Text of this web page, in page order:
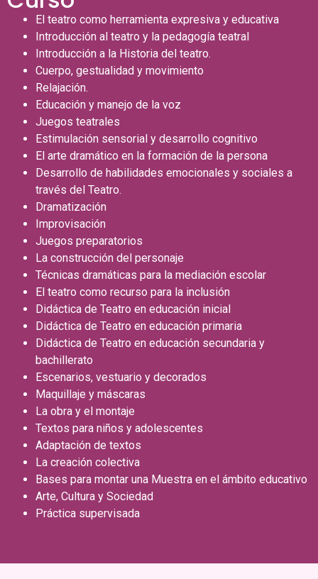
El teatro como herramienta expresiva y educativa
Introducción al teatro y la pedagogía teatral
Introducción a la Historia del teatro.
Cuerpo, gestualidad y movimiento
Relajación.
Educación y manejo de la voz
Juegos teatrales
Estimulación sensorial y desarrollo cognitivo
El arte dramático en la formación de la persona
Desarrollo de habilidades emocionales y sociales a
través del Teatro.
Dramatización
Improvisación
Juegos preparatorios
La construcción del personaje
Técnicas dramáticas para la mediación escolar
El teatro como recurso para la inclusión
Didáctica de Teatro en educación inicial
Didáctica de Teatro en educación primaria
Didáctica de Teatro en educación secundaria y
bachillerato
Escenarios, vestuario y decorados
Maquillaje y máscaras
La obra y el montaje
Textos para niños y adolescentes
Adaptación de textos
La creación colectiva
Bases para montar una Muestra en el ámbito educativo
Arte, Cultura y Sociedad
Práctica supervisada